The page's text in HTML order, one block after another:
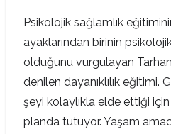
Psikolojik sağlamlık
ayaklarından birinin
olduğunu vurgulayan Tarhan,
denilen dayanıklılık eğitimi.
şeyi kolaylıkla elde ettiği için
planda tutuyor. Yaşam